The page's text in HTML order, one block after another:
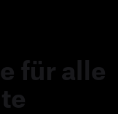
für alle